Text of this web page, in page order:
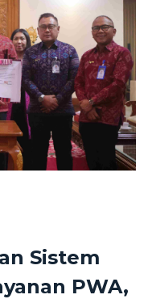
Sistem
PWA,